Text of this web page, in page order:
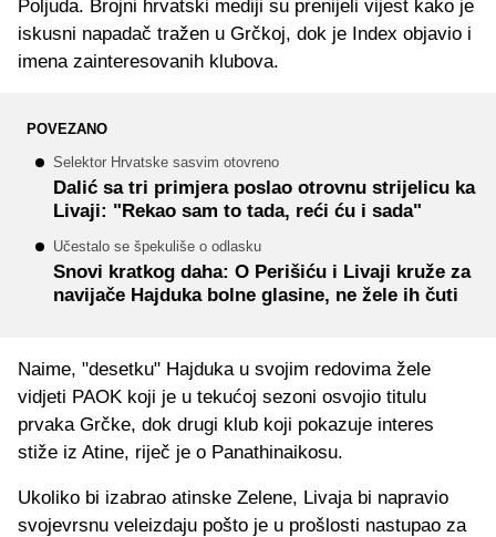
Poljuda. Brojni hrvatski mediji su prenijeli vijest kako je
iskusni napadač tražen u Grčkoj, dok je Index objavio i
imena zainteresovanih klubova.
POVEZANO
Selektor Hrvatske sasvim otovreno
Dalić sa tri primjera poslao otrovnu strijelicu ka
Livaji: "Rekao sam to tada, reći ću i sada"
Učestalo se špekuliše o odlasku
Snovi kratkog daha: O Perišiću i Livaji kruže za
navijače Hajduka bolne glasine, ne žele ih čuti
Naime, "desetku" Hajduka u svojim redovima žele
vidjeti PAOK koji je u tekućoj sezoni osvojio titulu
prvaka Grčke, dok drugi klub koji pokazuje interes
stiže iz Atine, riječ je o Panathinaikosu.
Ukoliko bi izabrao atinske Zelene, Livaja bi napravio
svojevrsnu veleizdaju pošto je u prošlosti nastupao za